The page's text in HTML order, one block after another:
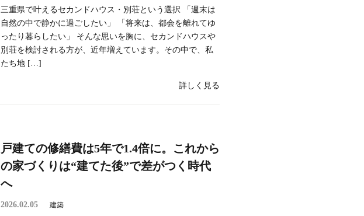
三重県で叶えるセカンドハウス・別荘という選択 「週末は
自然の中で静かに過ごしたい」 「将来は、都会を離れてゆ
ったり暮らしたい」 そんな思いを胸に、セカンドハウスや
別荘を検討される方が、近年増えています。その中で、私
たち地 […]
詳しく見る
戸建ての修繕費は5年で1.4倍に。これから
の家づくりは“建てた後”で差がつく時代
へ
2026.02.05 建築